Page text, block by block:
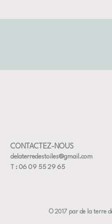
CONTACTEZ-NOUS
delaterredestoiles@gmail.com
T : 06 09 55 29 65
© 2017 par de la terre